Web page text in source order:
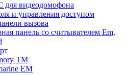
видеодомофона
и управления доступом
вызова
панель со считывателем Em,
TM
EM